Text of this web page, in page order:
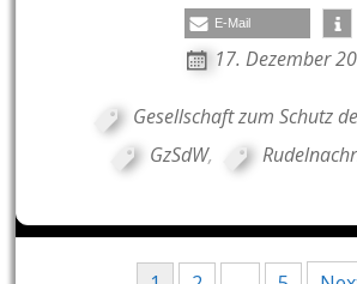
E-Mail
17. Dezember
Gesellschaft zum Schutz
GzSdW,